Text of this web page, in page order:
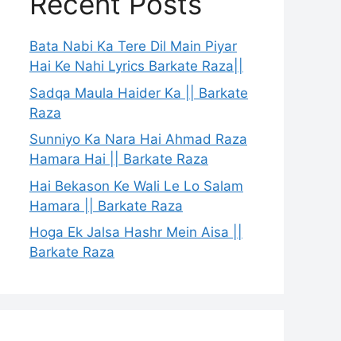
Bata Nabi Ka Tere Dil Main Piyar
Hai Ke Nahi Lyrics Barkate Raza||
Sadqa Maula Haider Ka || Barkate
Raza
Sunniyo Ka Nara Hai Ahmad Raza
Hamara Hai || Barkate Raza
Hai Bekason Ke Wali Le Lo Salam
Hamara || Barkate Raza
Hoga Ek Jalsa Hashr Mein Aisa ||
Barkate Raza